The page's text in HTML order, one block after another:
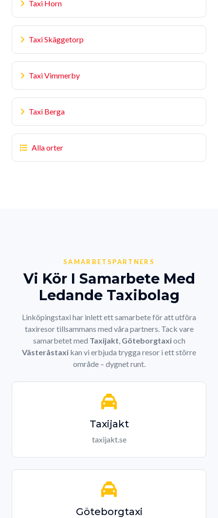
Taxi Horn
Taxi Skäggetorp
Taxi Vimmerby
Taxi Berga
Alla orter
SAMARBETSPARTNERS
Vi Kör I Samarbete Med
Ledande Taxibolag
Linköpingstaxi har inlett ett samarbete för att utföra
taxiresor tillsammans med våra partners. Tack vare
samarbetet med Taxijakt, Göteborgtaxioch
Västeråstaxi kan vi erbjuda trygga resor i ett större
område – dygnet runt.
Taxijakt
taxijakt.se
Göteborgtaxi